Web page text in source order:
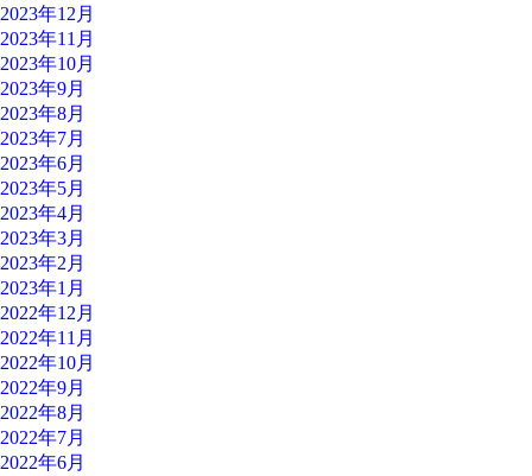
2023年12月
2023年11月
2023年10月
2023年9月
2023年8月
2023年7月
2023年6月
2023年5月
2023年4月
2023年3月
2023年2月
2023年1月
2022年12月
2022年11月
2022年10月
2022年9月
2022年8月
2022年7月
2022年6月